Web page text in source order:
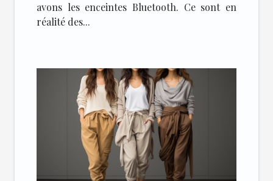
avons les enceintes Bluetooth. Ce sont en
réalité des...